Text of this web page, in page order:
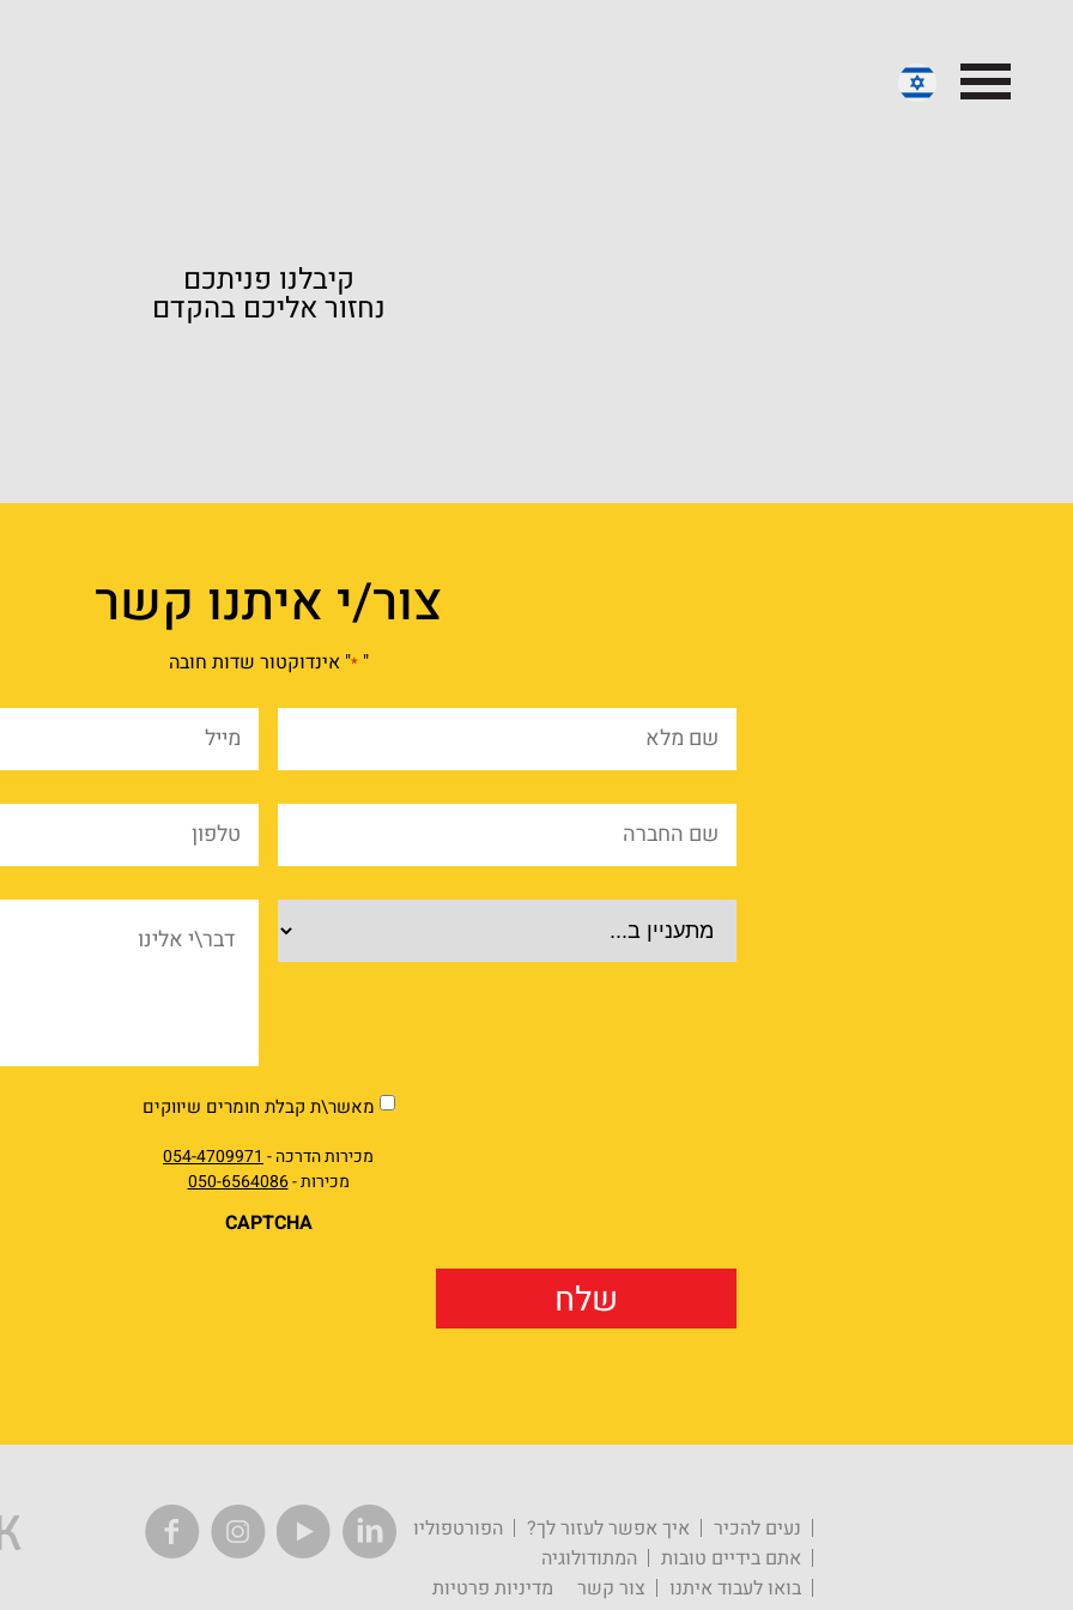
קיבלנו פניתכם
נחזור אליכם בהקדם
צור/י איתנו קשר
"
*" אינדוקטור שדות חובה
שם
שם
מוצרים
market
מאשר\ת קבלת חומרים שיווקים
מכירות הדרכה - 054-4709971
מכירות -050-6564086
CAPTCHA
נעים להכיר איך אפשר לעזור לך?
הפורטפוליו
אתם בידיים טובות
המתודולוגיה
בואו לעבוד איתנו
צור קשר מדיניות פרטיות